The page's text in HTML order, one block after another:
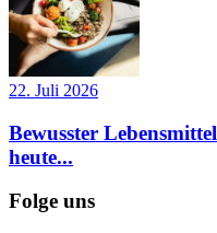
22. Juli 2026
Bewusster
heute...
Folge uns